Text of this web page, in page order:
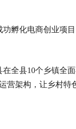
孵化电商创业项
全县10个乡镇全
营架构，让乡村特